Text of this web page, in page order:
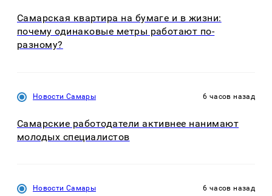
Самарская квартира на бумаге и в жизни:
почему одинаковые метры работают по-
разному?
Новости Самары 6 часов назад
Самарские работодатели активнее нанимают
молодых специалистов
Новости Самары 6 часов назад